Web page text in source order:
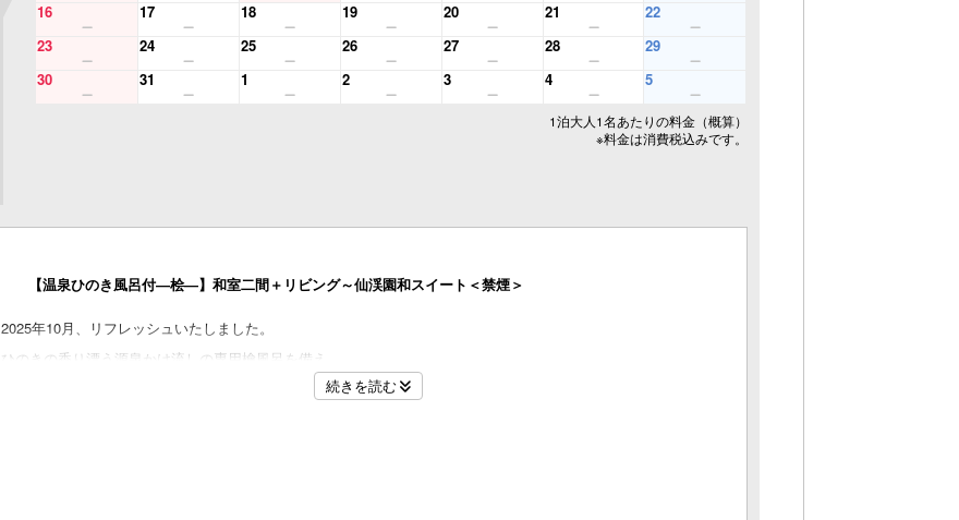
16
17 18 19 20 21
22
23
24 25 26 27 28
29
30
31 1 2 3 4 5
1泊大人1名あたりの料金（概算）
※料金は消費税込みです。
【温泉ひのき風呂付―桧―】和室二間＋リビング～仙渓園和スイート＜禁煙＞
2025年10月、リフレッシュいたしました。
ひのきの香り漂う源泉かけ流しの専用檜風呂を備え、
続きを読む